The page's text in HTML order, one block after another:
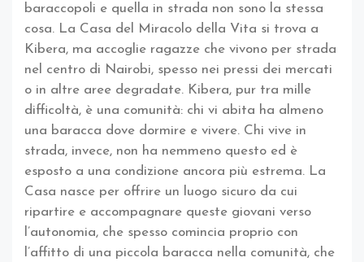
baraccopoli e quella in strada non sono la stessa
cosa. La Casa del Miracolo della Vita si trova a
Kibera, ma accoglie ragazze che vivono per strada
nel centro di Nairobi, spesso nei pressi dei mercati
o in altre aree degradate. Kibera, pur tra mille
difficoltà, è una comunità: chi vi abita ha almeno
una baracca dove dormire e vivere. Chi vive in
strada, invece, non ha nemmeno questo ed è
esposto a una condizione ancora più estrema. La
Casa nasce per offrire un luogo sicuro da cui
ripartire e accompagnare queste giovani verso
l’autonomia, che spesso comincia proprio con
l’affitto di una piccola baracca nella comunità, che